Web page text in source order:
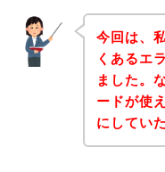
今回は、
くあるエ
ました。
ードが使
にしてい